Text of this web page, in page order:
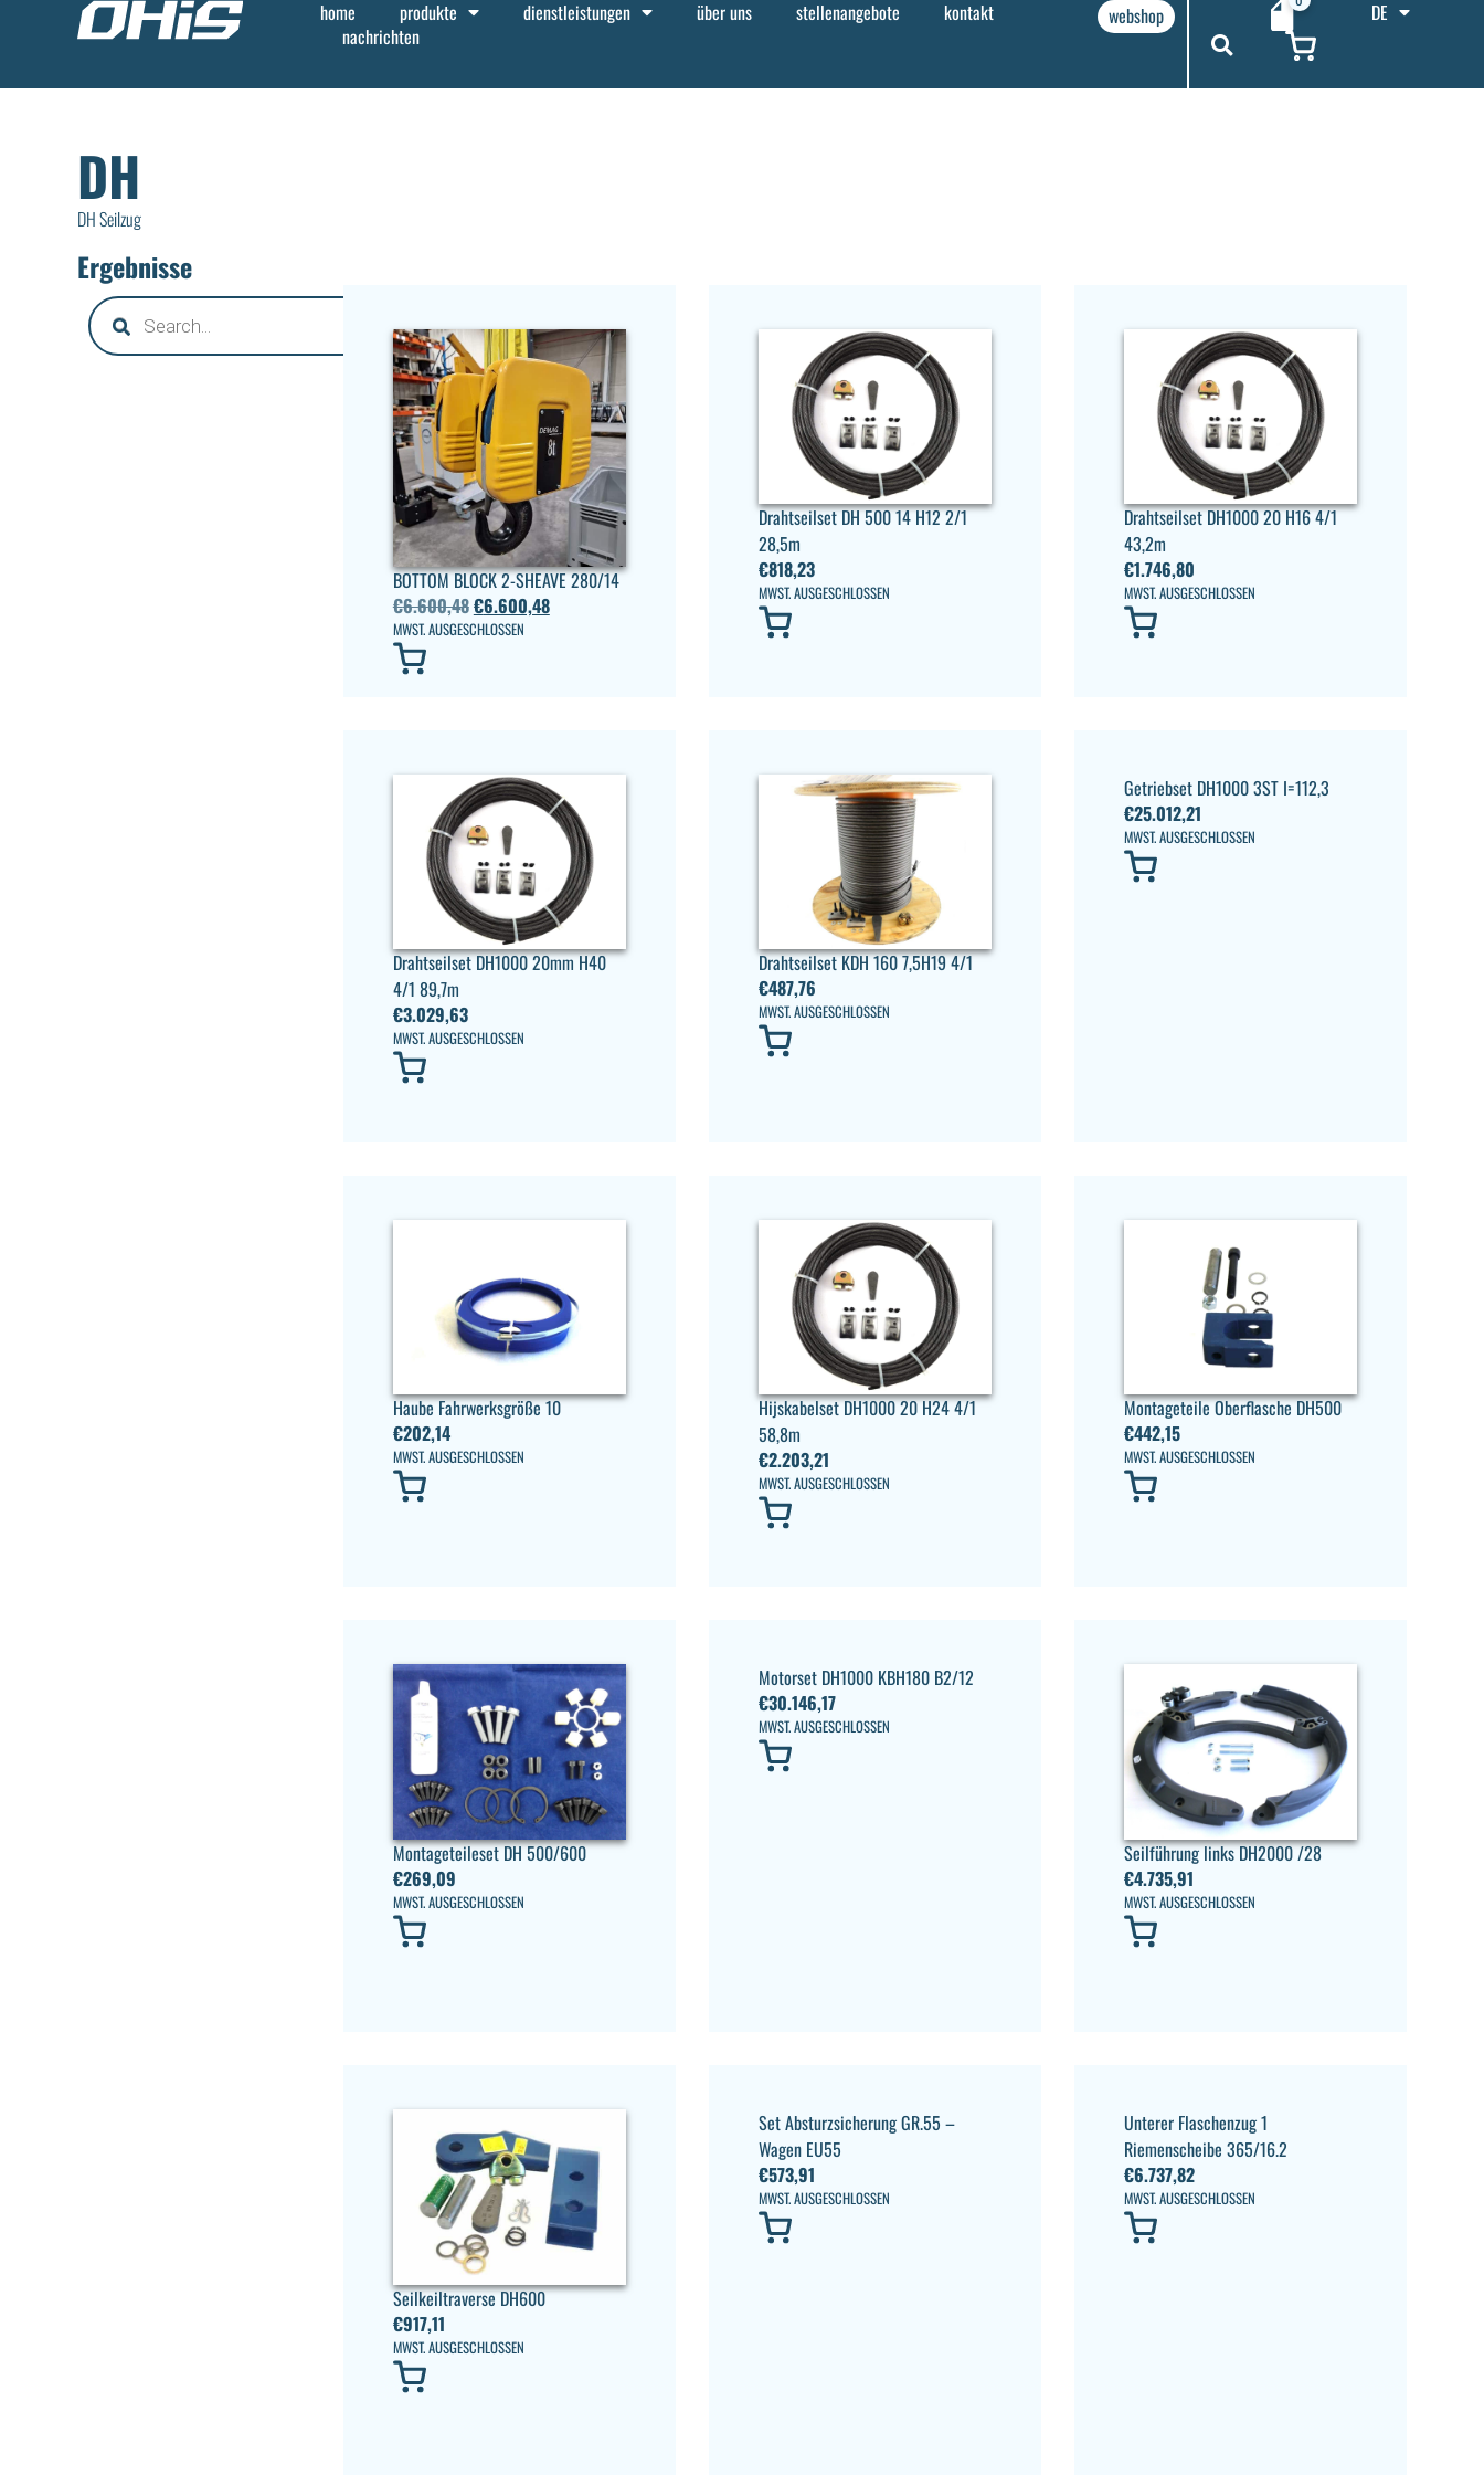
home produkte dienstleistungen über uns stellenangebote
kontakt
nachrichten
webshop DE
DH
DH Seilzug
Ergebnisse
BOTTOM BLOCK 2-SHEAVE 280/14
€6.600,48€6.600,48
MWST. AUSGESCHLOSSEN
Drahtseilset DH 500 14 H12 2/1
28,5m
€818,23
MWST. AUSGESCHLOSSEN
Drahtseilset DH1000 20 H16 4/1
43,2m
€1.746,80
MWST. AUSGESCHLOSSEN
Drahtseilset DH1000 20mm H40
4/1 89,7m
€3.029,63
MWST. AUSGESCHLOSSEN
Drahtseilset KDH 160 7,5H19 4/1
€487,76
MWST. AUSGESCHLOSSEN
Getriebset DH1000 3ST I=112,3
€25.012,21
MWST. AUSGESCHLOSSEN
Haube Fahrwerksgröße 10
€202,14
MWST. AUSGESCHLOSSEN
Hijskabelset DH1000 20 H24 4/1
58,8m
€2.203,21
MWST. AUSGESCHLOSSEN
Montageteile Oberflasche DH500
€442,15
MWST. AUSGESCHLOSSEN
Montageteileset DH 500/600
€269,09
MWST. AUSGESCHLOSSEN
Motorset DH1000 KBH180 B2/12
€30.146,17
MWST. AUSGESCHLOSSEN
Seilführung links DH2000 /28
€4.735,91
MWST. AUSGESCHLOSSEN
Seilkeiltraverse DH600
€917,11
MWST. AUSGESCHLOSSEN
Set Absturzsicherung GR.55 –
Wagen EU55
€573,91
MWST. AUSGESCHLOSSEN
Unterer Flaschenzug 1
Riemenscheibe 365/16.2
€6.737,82
MWST. AUSGESCHLOSSEN